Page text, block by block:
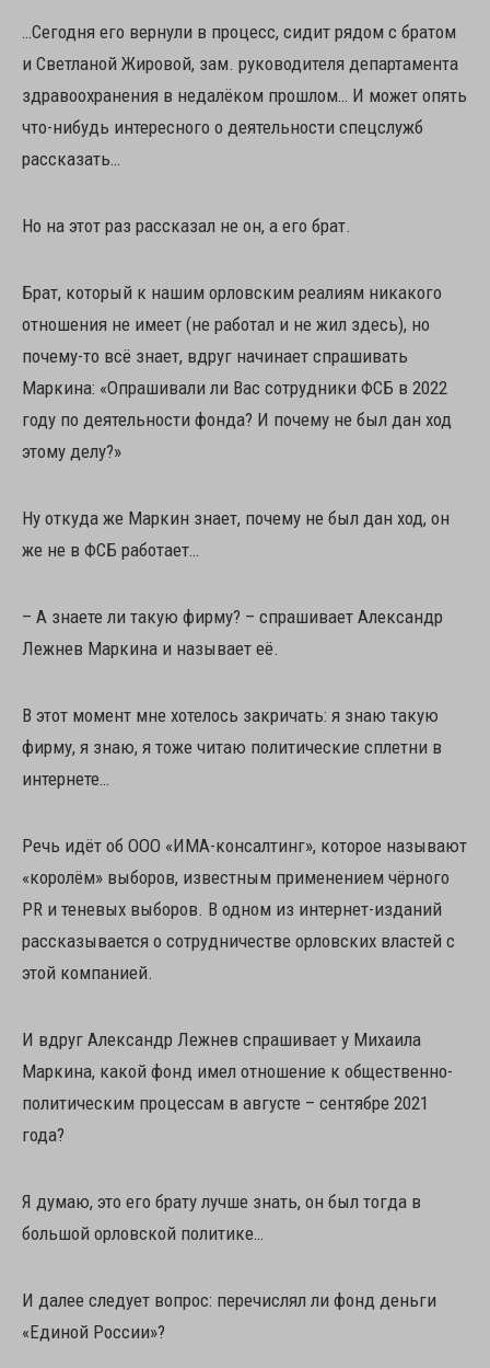
…Сегодня его вернули в процесс, сидит рядом с братом
и Светланой Жировой, зам. руководителя департамента
здравоохранения в недалёком прошлом… И может опять
что-нибудь интересного о деятельности спецслужб
рассказать…
Но на этот раз рассказал не он, а его брат.
Брат, который к нашим орловским реалиям никакого
отношения не имеет (не работал и не жил здесь), но
почему-то всё знает, вдруг начинает спрашивать
Маркина: «Опрашивали ли Вас сотрудники ФСБ в 2022
году по деятельности фонда? И почему не был дан ход
этому делу?»
Ну откуда же Маркин знает, почему не был дан ход, он
же не в ФСБ работает…
– А знаете ли такую фирму? – спрашивает Александр
Лежнев Маркина и называет её.
В этот момент мне хотелось закричать: я знаю такую
фирму, я знаю, я тоже читаю политические сплетни в
интернете…
Речь идёт об ООО «ИМА-консалтинг», которое называют
«королём» выборов, известным применением чёрного
PR и теневых выборов. В одном из интернет-изданий
рассказывается о сотрудничестве орловских властей с
этой компанией.
И вдруг Александр Лежнев спрашивает у Михаила
Маркина, какой фонд имел отношение к общественно-
политическим процессам в августе – сентябре 2021
года?
Я думаю, это его брату лучше знать, он был тогда в
большой орловской политике…
И далее следует вопрос: перечислял ли фонд деньги
«Единой России»?